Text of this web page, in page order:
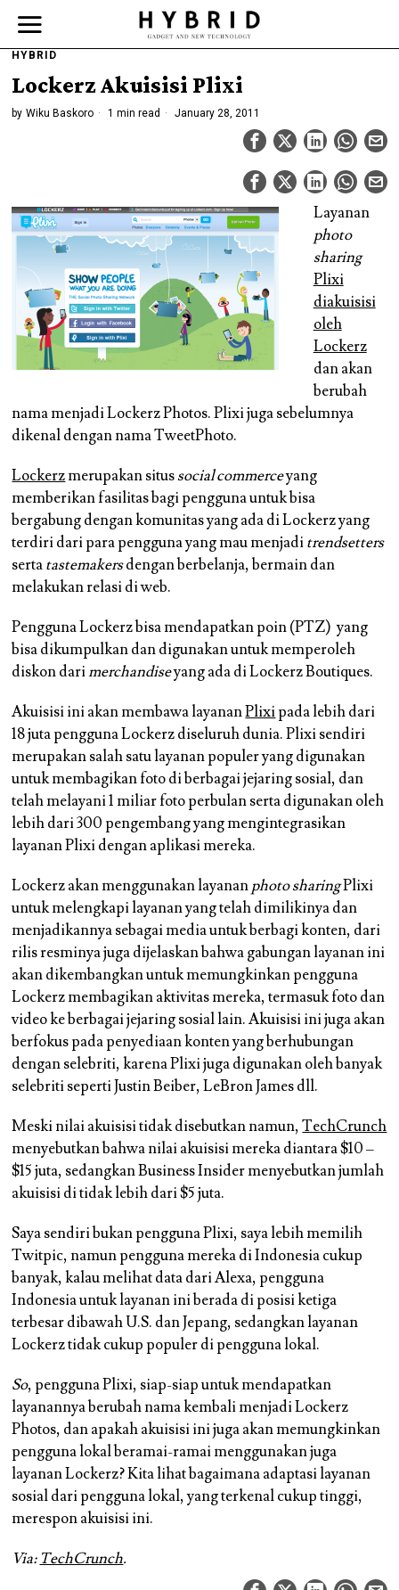
HYBRID
Lockerz Akuisisi Plixi
by Wiku Baskoro 1 min read January 28, 2011
Layanan
photo
sharing
Plixi
diakuisisi
oleh
Lockerz
dan akan
berubah
nama menjadi Lockerz Photos. Plixi juga sebelumnya
dikenal dengan nama TweetPhoto.
Lockerzmerupakan situssocial commerceyang
memberikan fasilitas bagi pengguna untuk bisa
bergabung dengan komunitas yang ada di Lockerz yang
terdiri dari para pengguna yang mau menjaditrendsetters
sertatastemakersdengan berbelanja, bermain dan
melakukan relasi di web.
Pengguna Lockerz bisa mendapatkan poin (PTZ) yang
bisa dikumpulkan dan digunakan untuk memperoleh
diskon darimerchandiseyang ada di Lockerz Boutiques.
Akuisisi ini akan membawa layananPlixipada lebih dari
18 juta pengguna Lockerz diseluruh dunia. Plixi sendiri
merupakan salah satu layanan populer yang digunakan
untuk membagikan foto di berbagai jejaring sosial, dan
telah melayani 1 miliar foto perbulan serta digunakan oleh
lebih dari 300 pengembang yang mengintegrasikan
layanan Plixi dengan aplikasi mereka.
Lockerz akan menggunakan layananphoto sharingPlixi
untuk melengkapi layanan yang telah dimilikinya dan
menjadikannya sebagai media untuk berbagi konten, dari
rilis resminya juga dijelaskan bahwa gabungan layanan ini
akan dikembangkan untuk memungkinkan pengguna
Lockerz membagikan aktivitas mereka, termasuk foto dan
video ke berbagai jejaring sosial lain. Akuisisi ini juga akan
berfokus pada penyediaan konten yang berhubungan
dengan selebriti, karena Plixi juga digunakan oleh banyak
selebriti seperti Justin Beiber, LeBron James dll.
Meski nilai akuisisi tidak disebutkan namun,TechCrunch
menyebutkan bahwa nilai akuisisi mereka diantara $10 –
$15 juta, sedangkan Business Insider menyebutkan jumlah
akuisisi di tidak lebih dari $5 juta.
Saya sendiri bukan pengguna Plixi, saya lebih memilih
Twitpic, namun pengguna mereka di Indonesia cukup
banyak, kalau melihat data dari Alexa, pengguna
Indonesia untuk layanan ini berada di posisi ketiga
terbesar dibawah U.S. dan Jepang, sedangkan layanan
Lockerz tidak cukup populer di pengguna lokal.
So, pengguna Plixi, siap-siap untuk mendapatkan
layanannya berubah nama kembali menjadi Lockerz
Photos, dan apakah akuisisi ini juga akan memungkinkan
pengguna lokal beramai-ramai menggunakan juga
layanan Lockerz? Kita lihat bagaimana adaptasi layanan
sosial dari pengguna lokal, yang terkenal cukup tinggi,
merespon akuisisi ini.
Via: TechCrunch.